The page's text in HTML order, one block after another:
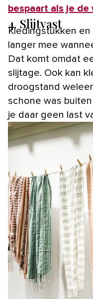
bespaart als je
4. Slijtvast
Kledingstukken
langer mee
Dat komt omdat
slijtage. Ook kan
droogstand
schone was
je daar geen last